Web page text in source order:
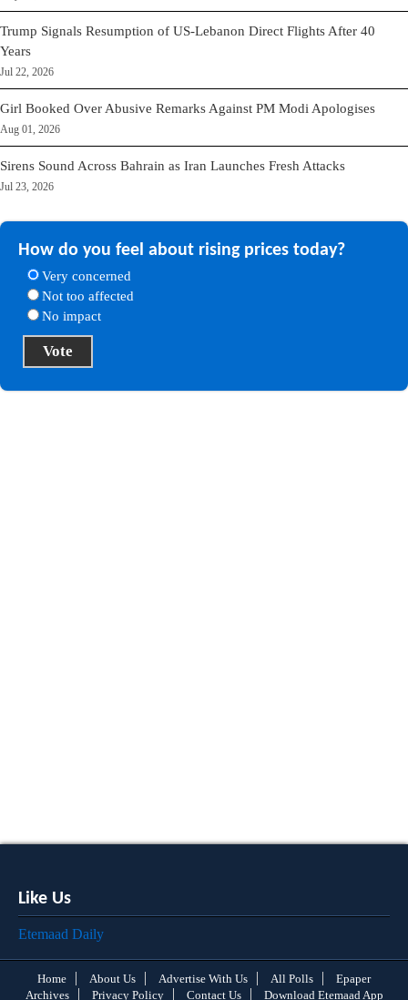
Trump Signals Resumption of US-Lebanon Direct Flights After 40
Years
Jul 22, 2026
Girl Booked Over Abusive Remarks Against PM Modi Apologises
Aug 01, 2026
Sirens Sound Across Bahrain as Iran Launches Fresh Attacks
Jul 23, 2026
How do you feel about rising prices today?
Very concerned
Not too affected
No impact
Like Us
Etemaad Daily
Home About Us Advertise With Us All Polls
Epaper
Archives
Privacy Policy Contact Us Download Etemaad App